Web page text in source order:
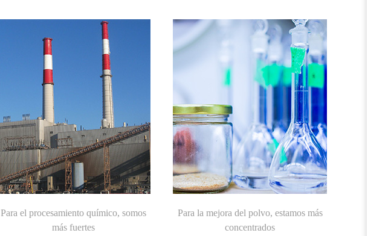
Para el procesamiento químico, somos
más fuertes
Para la mejora del polvo, estamos más
concentrados